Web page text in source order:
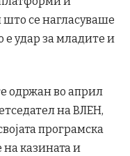
што се нагласуваше
е удар за младите и
одржан во април
на ВЛЕН,
програмска
на казината и